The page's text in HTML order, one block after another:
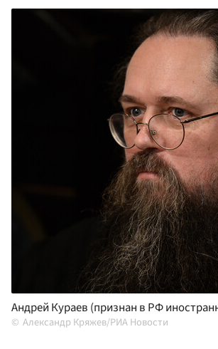
Андрей Кураев (признан в РФ
Александр Кряжев/РИА Новости